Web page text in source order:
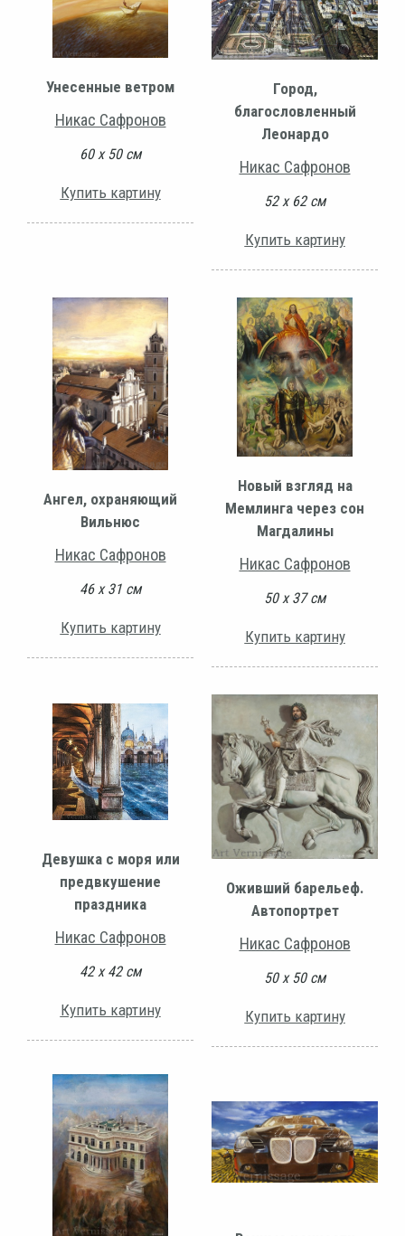
Унесенные ветром
Никас Сафронов
60 х 50 см
Купить картину
Город,
благословленный
Леонардо
Никас Сафронов
52 х 62 см
Купить картину
Ангел, охраняющий
Вильнюс
Никас Сафронов
46 х 31 см
Купить картину
Новый взгляд на
Мемлинга через сон
Магдалины
Никас Сафронов
50 х 37 см
Купить картину
Девушка с моря или
предвкушение
праздника
Никас Сафронов
42 х 42 см
Купить картину
Оживший барельеф.
Автопортрет
Никас Сафронов
50 х 50 см
Купить картину